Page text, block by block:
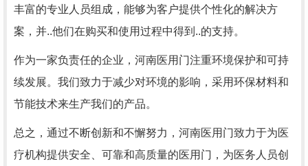
丰富的专业人员组成，能够为客户提供个性化的解决方
案，并..他们在购买和使用过程中得到..的支持。
作为一家负责任的企业，河南医用门注重环境保护和可持
续发展。我们致力于减少对环境的影响，采用环保材料和
节能技术来生产我们的产品。
总之，通过不断创新和不懈努力，河南医用门致力于为医
疗机构提供安全、可靠和高质量的医用门，为医务人员创